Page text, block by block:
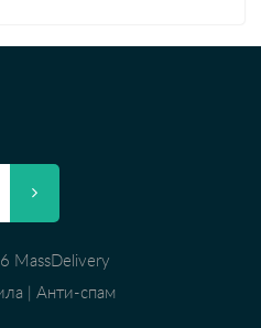
MassDelivery
Анти-спам